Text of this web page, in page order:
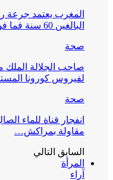
المغرب يعتمد جرعة
البالغين 60 سنة فما فوق أو من…
صحة
صاحب الجلالة
لفيروس كورونا المستجد
صحة
انفجار قناة للماء
مقاولة بمراكش…
السابق التالي
المرأة
آراء